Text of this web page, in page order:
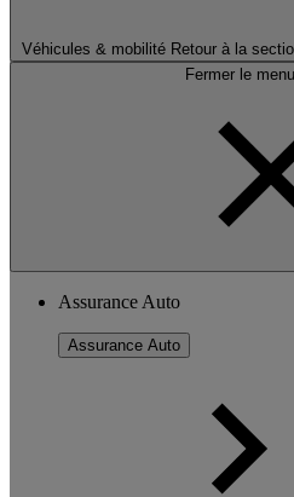
Véhicules & mobilité Retour à la
Fermer le
Assurance Auto
Assurance Auto